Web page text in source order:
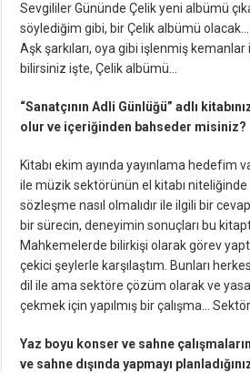
Sevgililer Gününde Çelik yeni albümü
söylediğim gibi, bir Çelik albümü olacak…
Aşk şarkıları, oya gibi işlenmiş kemanlar
bilirsiniz işte, Çelik albümü…
“Sanatçının Adli Günlüğü” adlı
olur ve içeriğinden bahseder misiniz?
Kitabı ekim ayında yayınlama hedefim
ile müzik sektörünün el kitabı niteliğinde
sözleşme nasıl olmalıdır ile ilgili bir
bir sürecin, deneyimin sonuçları bu
Mahkemelerde bilirkişi olarak görev
çekici şeylerle karşılaştım. Bunları
dil ile ama sektöre çözüm olarak ve yasa
çekmek için yapılmış bir çalışma…
Yaz boyu konser ve sahne
ve sahne dışında yapmayı